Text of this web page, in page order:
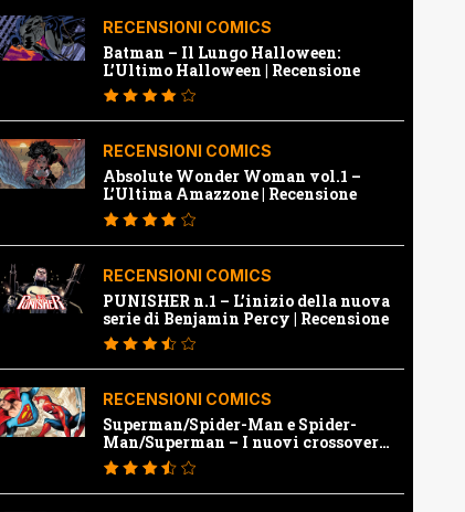
RECENSIONI COMICS
Batman – Il Lungo Halloween:
L’Ultimo Halloween | Recensione
RECENSIONI COMICS
Absolute Wonder Woman vol.1 –
L’Ultima Amazzone | Recensione
RECENSIONI COMICS
PUNISHER n.1 – L’inizio della nuova
serie di Benjamin Percy | Recensione
RECENSIONI COMICS
Superman/Spider-Man e Spider-
Man/Superman – I nuovi crossover
Marvel e Dc | Recensione